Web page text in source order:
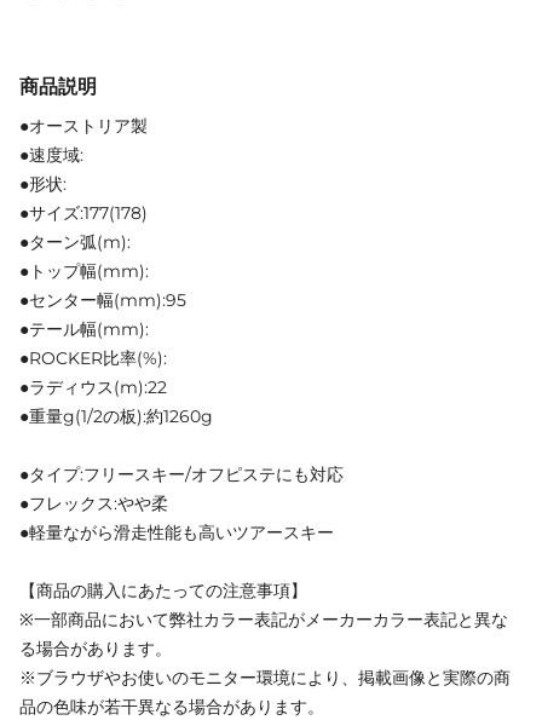
商品説明
●オーストリア製
●速度域:
●形状:
●サイズ:177(178)
●ターン弧(m):
●トップ幅(mm):
●センター幅(mm):95
●テール幅(mm):
●ROCKER比率(%):
●ラディウス(m):22
●重量g(1/2の板):約1260g
●タイプ:フリースキー/オフピステにも対応
●フレックス:やや柔
●軽量ながら滑走性能も高いツアースキー
【商品の購入にあたっての注意事項】
※一部商品において弊社カラー表記がメーカーカラー表記と異な
る場合があります。
※ブラウザやお使いのモニター環境により、掲載画像と実際の商
品の色味が若干異なる場合があります。